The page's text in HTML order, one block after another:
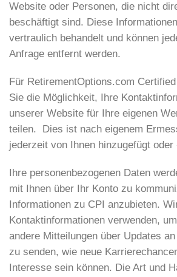
Website oder Personen, die nicht
beschäftigt sind. Diese
vertraulich behandelt und können
Anfrage entfernt werden.
Für RetirementOptions.com
Sie die Möglichkeit, Ihre
unserer Website für Ihre eigenen
teilen. Dies ist nach eigenem
jederzeit von Ihnen hinzugefügt oder
Ihre personenbezogenen Daten
mit Ihnen über Ihr Konto zu
Informationen zu CPI anzubieten.
Kontaktinformationen verwenden,
andere Mitteilungen über Updates
zu senden, wie neue
Interesse sein können. Die Art und